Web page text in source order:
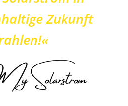
Zukunft